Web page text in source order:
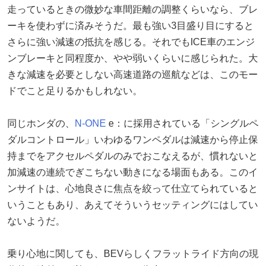
走っているときの微妙な車間距離の調整くらいなら、ブレ
ーキを使わずに済みそうだ。最も強い3目盛り目にすると
さらに強い減速の抵抗を感じる。それでもICE車のエンジ
ンブレーキと同程度か、やや弱いくらいに感じられた。大
きな減速を必要としない高速道路の巡航などは、このモー
ドでこと足りるかもしれない。
同じホンダの、 N-ONE e：に採用されている「シングルペ
ダルコントロール」いわゆるワンペダルは減速から停止保
持までをアクセルペダルのみでおこなえるが、慣れないと
加減速の連続でぎこちない動きになる場面もある。このイ
ンサイトは、心地良さに焦点を絞って仕立てられていると
いうこともあり、あえてそういうセッティングにはしてい
ないようだ。
乗り心地に関しても、BEVらしくフラットライド方向の現